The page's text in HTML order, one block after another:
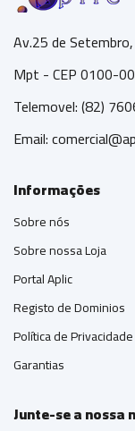
Av.25 de
Mpt - CEP 0100-00
Telemovel: (82)
Email:
Informações
Sobre nós
Sobre nossa Loja
Portal Aplic
Registo de Dominios
Política de Privacidade
Garantias
Junte-se a